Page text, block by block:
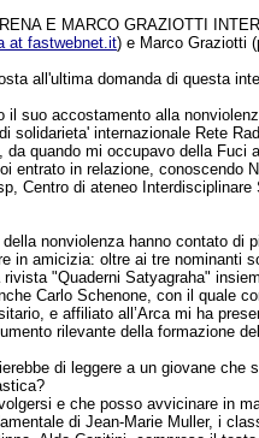
E MARCO GRAZIOTTI
at fastwebnet.it) e Marco Graziotti
all'ultima domanda di questa
il suo accostamento alla
solidarieta' internazionale Rete
quando mi occupavo della
entrato in relazione,
Centro di ateneo
nonviolenza hanno contato di
in amicizia: oltre ai tre nominanti
"Quaderni Satyagraha"
Carlo Schenone, con il quale
e affiliato all’Arca mi ha
rilevante della formazione
di leggere a un giovane
e che posso avvicinare in
di Jean-Marie Muller, i